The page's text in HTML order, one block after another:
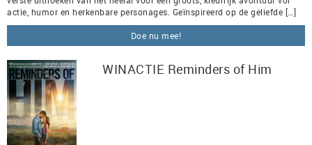
actie, humor en herkenbare personages. Geïnspireerd op de geliefde […]
Doe nu mee!
WINACTIE Reminders of Him